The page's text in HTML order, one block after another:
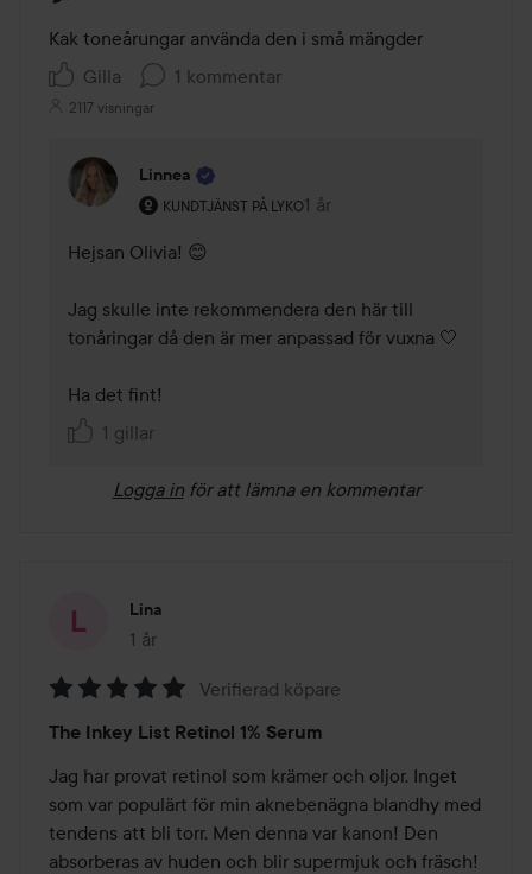
Kak toneårungar använda den i små mängder
Gilla
1 kommentar
2117 visningar
Linnea
KUNDTJÄNST PÅ LYKO
Användarens roll: Kundtjänst på Lyko.
1 år
Kommentaren lades 1 år
Hejsan Olivia! 😊
Jag skulle inte rekommendera den här till
tonåringar då den är mer anpassad för vuxna 🤍
Ha det fint!
1 gillar
Logga in för att lämna en kommentar
Lina
1 år
Inlägget skapades 1 år
5
av
5
Verifierad köpare
The Inkey List Retinol 1% Serum
Jag har provat retinol som krämer och oljor. Inget
som var populärt för min aknebenägna blandhy med
tendens att bli torr. Men denna var kanon! Den
absorberas av huden och blir supermjuk och fräsch!